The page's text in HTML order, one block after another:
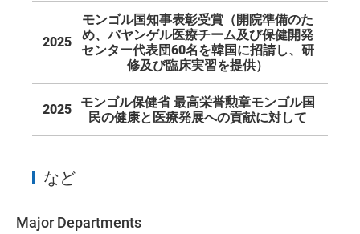
2025
モンゴル国知事表彰受賞（開院準備のた
め、バヤンゲル医療チーム及び保健開発
センター代表団60名を韓国に招請し、研
修及び臨床実習を提供）
2025
モンゴル保健省 最高栄誉勲章モンゴル国
民の健康と医療発展への貢献に対して
など
Major Departments